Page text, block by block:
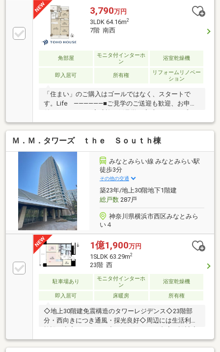
3,790万円
3LDK 64.16m2
7階 南西
角部屋
モニタ付インターホ
ン
浴室乾燥機
即入居可 所有権
リフォームリノベー
ション
「住まい」のご購入はゴールではなく、スタートで
す。Life ――――――■ご見学のご送迎も歓迎、お申し
付けください。■完成施工例見学＆完成イメージプレ
ゼンテーション受付。■お仕事帰りのご相談等もご対
応できます。（予約制）Support
――――――――――――□じぶん銀行＆住信SBIネット銀行
提携店□365日24時間住まいの駆付けサービス（3年間
無料） □TOHO HOUSE CLUB 無料 ⇒ リンク先へぜひ♪
□新型コロナウイルス対策実施店詳細、内覧、お気軽
にＴＯＨＯ ＨＯＵＳＥ グループ 株式会社東宝ハ
ウス川口 営業３課 「0120－104-853」まで！
Ｍ．Ｍ．タワーズ ｔｈｅ Ｓｏｕｔｈ棟
みなとみらい線 みなとみらい駅
徒歩3分
その他の交通
築23年/地上30階地下1階建
総戸数287戸
神奈川県横浜市西区みなとみら
い４
1億1,900万円
1SLDK 63.29m2
23階 西
駐車場あり
モニタ付インターホ
ン
浴室乾燥機
即入居可 床暖房 所有権
◇地上30階建免震構造のタワーレジデンス◇23階部
分・西向きにつき通風・採光良好◇周辺には生活利便
宅配ボックス有◇各階にゴミステーション有・24時間
ごみ捨て可◇ペット飼育可（規約等制限有）■ Life